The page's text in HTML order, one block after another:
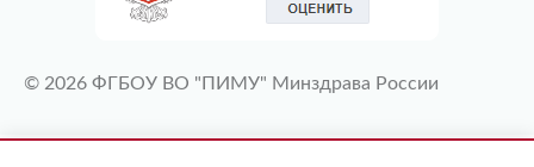
© 2026 ФГБОУ ВО "ПИМУ" Минздрава России